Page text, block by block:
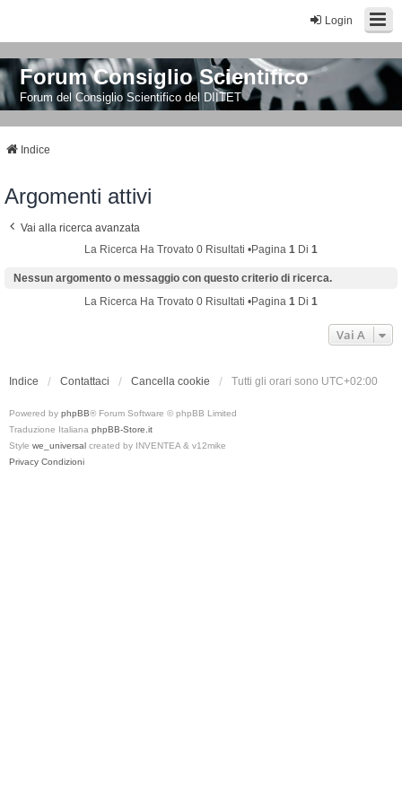
Login
Forum Consiglio Scientifico
Forum del Consiglio Scientifico del DIITET
Indice
Argomenti attivi
Vai alla ricerca avanzata
La Ricerca Ha Trovato 0 Risultati •Pagina 1 Di 1
Nessun argomento o messaggio con questo criterio di ricerca.
La Ricerca Ha Trovato 0 Risultati •Pagina 1 Di 1
Vai A
Indice Contattaci Cancella cookie Tutti gli orari sono UTC+02:00
Powered by phpBB® Forum Software © phpBB Limited
Traduzione Italiana phpBB-Store.it
Style we_universal created by INVENTEA & v12mike
Privacy Condizioni